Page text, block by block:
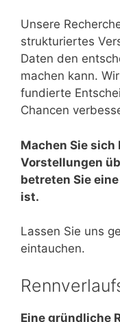
Unsere
strukturiertes
Daten den
machen kann.
fundierte
Chancen
Machen Sie
Vorstellungen
betreten Sie
ist.
Lassen Sie uns
eintauchen.
Eine gründliche